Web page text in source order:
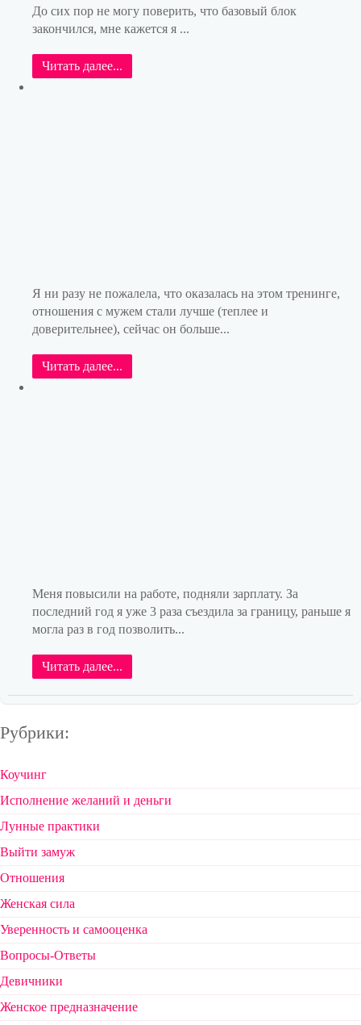
До сих пор не могу поверить, что базовый блок
закончился, мне кажется я ...
Читать далее...
Я ни разу не пожалела, что оказалась на этом тренинге,
отношения с мужем стали лучше (теплее и
доверительнее), сейчас он больше...
Читать далее...
Меня повысили на работе, подняли зарплату. За
последний год я уже 3 раза съездила за границу, раньше я
могла раз в год позволить...
Читать далее...
Рубрики:
Коучинг
Исполнение желаний и деньги
Лунные практики
Выйти замуж
Отношения
Женская сила
Уверенность и самооценка
Вопросы-Ответы
Девичники
Женское предназначение